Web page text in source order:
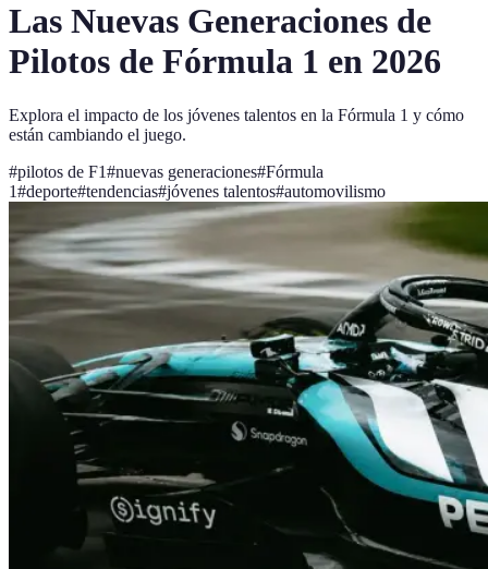
Las Nuevas Generaciones de
Pilotos de Fórmula 1 en 2026
Explora el impacto de los jóvenes talentos en la Fórmula 1 y cómo
están cambiando el juego.
#pilotos de F1#nuevas generaciones#Fórmula
1#deporte#tendencias#jóvenes talentos#automovilismo